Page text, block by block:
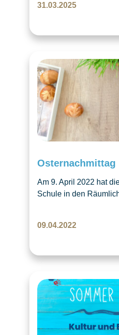
bunte Dekorationen,
Begegnungen und
31.03.2025
Osternachmittag
Am 9. April 2022 hat
Schule in den
Veranstaltung waren
tschechische, aber
Ursprungs des
stummer
09.04.2022